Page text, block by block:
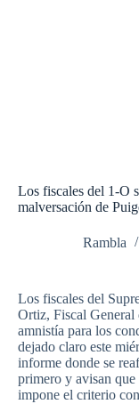
Los fiscales del 1-O
malversación de
Rambla
Los fiscales del
Ortiz, Fiscal General
amnistía para los
dejado claro este
informe donde se
primero y avisan que
impone el criterio